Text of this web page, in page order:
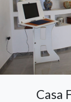
Casa